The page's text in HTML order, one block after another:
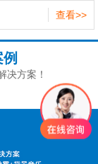
查看>>
决方案！